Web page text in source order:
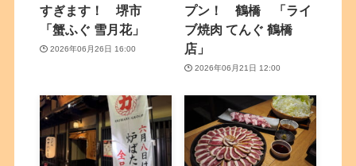
すぎます！ 堺市
「蟹ふぐ 雪月花」
2026年06月26日 16:00
プン！ 鶴橋 「ライ
ブ焼肉 てんぐ 鶴橋
店」
2026年06月21日 12:00